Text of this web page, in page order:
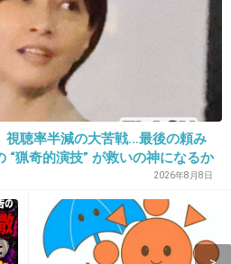
視聴率半減の大苦戦…最後の頼み
“猟奇的演技” が救いの神になるか
2026年8月8日